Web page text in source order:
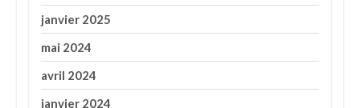
janvier 2025
mai 2024
avril 2024
janvier 2024